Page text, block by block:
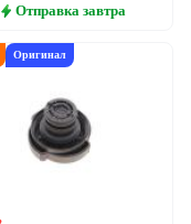
Отправка завтра
Оригинал